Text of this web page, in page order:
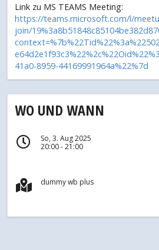
Link zu MS TEAMS Meeting:
https://teams.microsoft.com/l/
join/
41a0-8959-44169991964a%22%7d
WO UND WANN
So, 3. Aug 2025
20:00 - 21:00
dummy wb plus